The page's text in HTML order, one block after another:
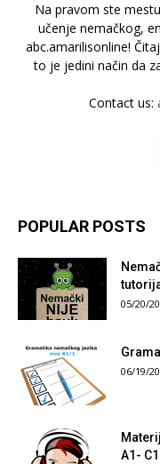
Na pravom ste
učenje nemačkog,
abc.amarilisonline!
to je jedini način da
Contact us:
POPULAR POSTS
05/20/
06/19/
A1-